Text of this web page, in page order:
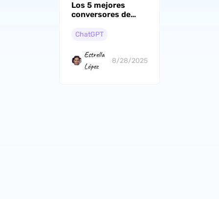
Los 5 mejores
conversores de
(Formato
ChatGPT
Estrella
López
8/28/2025